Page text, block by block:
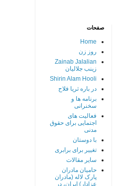
صفحات
Home
روز زن
Zainab Jalalian
زینب جلالیان
Shirin Alam Hooli
در باره ثریا فلاح
برنامه ها و
سخنرانی
فعالیت های
اجتمایی برای حقوق
مدنی
با دوستان
تغییر برای برابری
سایر مقالات
حامیان مادران
پارک لاله (مادران
عزادار) ایران، در